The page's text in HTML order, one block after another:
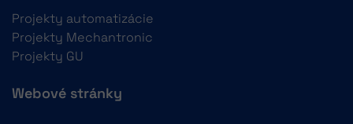
Projekty automatizácie
Projekty Mechantronic
Projekty GU
Webové stránky